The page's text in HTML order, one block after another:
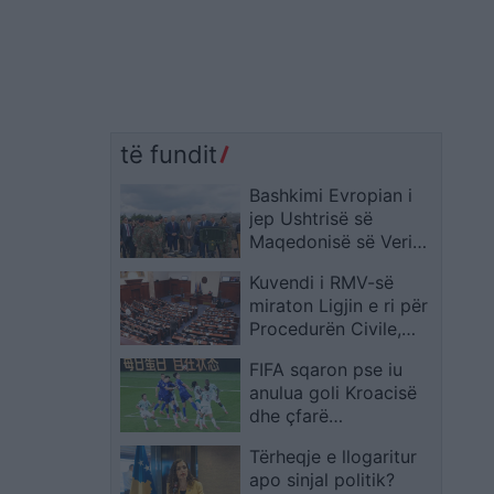
të fundit
Bashkimi Evropian i
jep Ushtrisë së
Maqedonisë së Veriut
vlerë 40 milionë euro
Kuvendi i RMV-së
miraton Ligjin e ri për
Procedurën Civile,
seanca gjyqësore me
mjete elektronike
FIFA sqaron pse iu
anulua goli Kroacisë
dhe çfarë
për prekjen e topit me
flokë
Tërheqje e llogaritur
apo sinjal politik?